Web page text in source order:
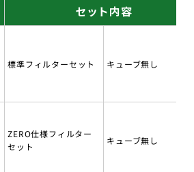
セット内容
標準フィルターセット キューブ無し
ZERO仕様フィルター
セット
キューブ無し